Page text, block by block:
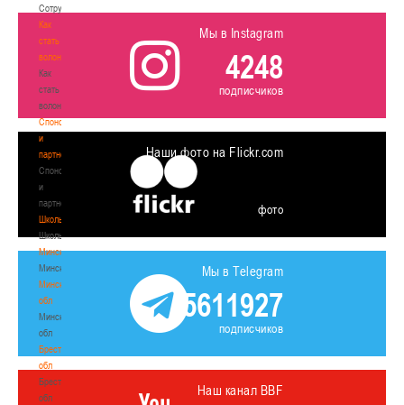
Сотрудничество
Как
стать
волонтером
Как
стать
волонтером
Спонсоры
и
партнеры
Спонсоры
и
партнеры
Школы
Школы
Минск
Минск
Минская
обл
Минская
обл
Брестская
обл
Брестская
обл
Мы в Instagram
4248
подписчиков
Наши фото на Flickr.com
фото
Мы в Telegram
5611927
подписчиков
Наш канал BBF